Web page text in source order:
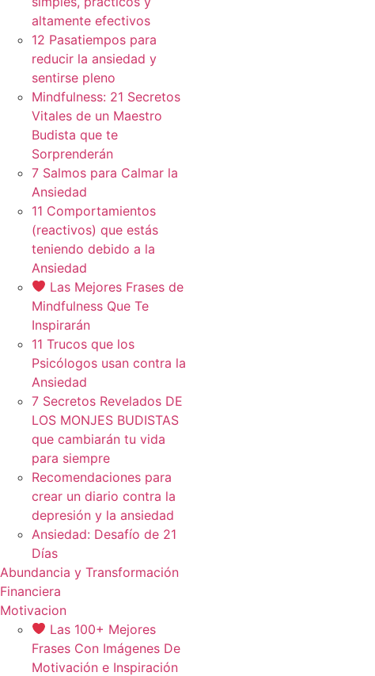
altamente efectivos
12 Pasatiempos para
reducir la ansiedad y
sentirse pleno
Mindfulness: 21 Secretos
Vitales de un Maestro
Budista que te
Sorprenderán
7 Salmos para Calmar la
Ansiedad
11 Comportamientos
(reactivos) que estás
teniendo debido a la
Ansiedad
Las Mejores Frases de
Mindfulness Que Te
Inspirarán
11 Trucos que los
Psicólogos usan contra la
Ansiedad
7 Secretos Revelados DE
LOS MONJES BUDISTAS
que cambiarán tu vida
para siempre
Recomendaciones para
crear un diario contra la
depresión y la ansiedad
Ansiedad: Desafío de 21
Días
Abundancia y Transformación
Financiera
Motivacion
Las 100+ Mejores
Frases Con Imágenes De
Motivación e Inspiración